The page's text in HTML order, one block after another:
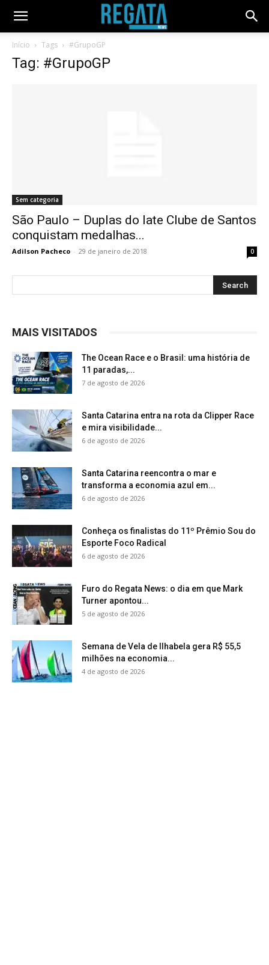
Início Tags #GrupoGP
Tag: #GrupoGP
Sem categoria
São Paulo – Duplas do Iate Clube de Santos
conquistam medalhas...
Adilson Pacheco - 29 de janeiro de 2018 0
MAIS VISITADOS
The Ocean Race e o Brasil: uma história de
11 paradas,...
7 de agosto de 2026
Santa Catarina entra na rota da Clipper Race
e mira visibilidade...
6 de agosto de 2026
Santa Catarina reencontra o mar e
transforma a economia azul em...
6 de agosto de 2026
Conheça os finalistas do 11º Prêmio Sou do
Esporte Foco Radical
6 de agosto de 2026
Furo do Regata News: o dia em que Mark
Turner apontou...
5 de agosto de 2026
Semana de Vela de Ilhabela gera R$ 55,5
milhões na economia...
4 de agosto de 2026